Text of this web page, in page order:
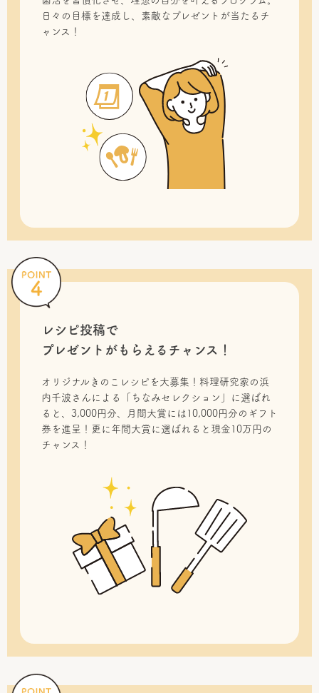
日々の目標を達成し、素敵なプレゼントが当たるチ
ャンス！
レシピ投稿で
プレゼントがもらえるチャンス！
オリジナルきのこレシピを大募集！料理研究家の浜
内千波さんによる「ちなみセレクション」に選ばれ
ると、3,000円分、月間大賞には10,000円分のギフト
券を進呈！更に年間大賞に選ばれると現金10万円の
チャンス！